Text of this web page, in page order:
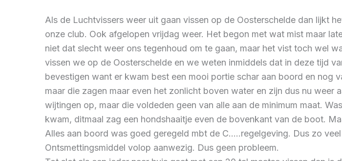
Als de Luchtvissers weer uit gaan vissen op de Oosterschelde dan lijkt
onze club. Ook afgelopen vrijdag weer. Het begon met wat mist maar
niet dat slecht weer ons tegenhoud om te gaan, maar het vist toch wel
vissen we op de Oosterschelde en we weten inmiddels dat in deze tijd
bevestigen want er kwam best een mooi portie schar aan boord en nog
maar die zagen maar even het zonlicht boven water en zijn dus nu
wijtingen op, maar die voldeden geen van alle aan de minimum maat.
kwam, ditmaal zag een hondshaaitje even de bovenkant van de boot.
Alles aan boord was goed geregeld mbt de C…..regelgeving. Dus zo
Ontsmettingsmiddel volop aanwezig. Dus geen probleem.